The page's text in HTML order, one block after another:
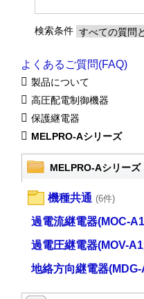
検索条件
よくあるご質問(FAQ)
製品について
高圧配電制御機器
保護継電器
MELPRO-Aシリーズ
MELPRO-Aシリーズ
機種共通 (6件)
過電流継電器(MOC-
過電圧継電器(MOV-
地絡方向継電器